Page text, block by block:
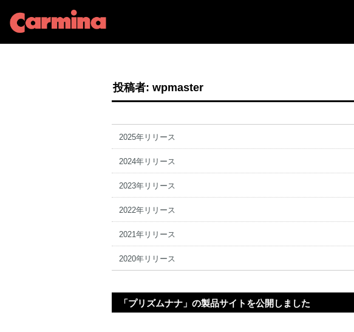
投稿者: wpmaster
2025年リリース
2024年リリース
2023年リリース
2022年リリース
2021年リリース
2020年リリース
「プリズムナナ」の製品サイトを公開しました